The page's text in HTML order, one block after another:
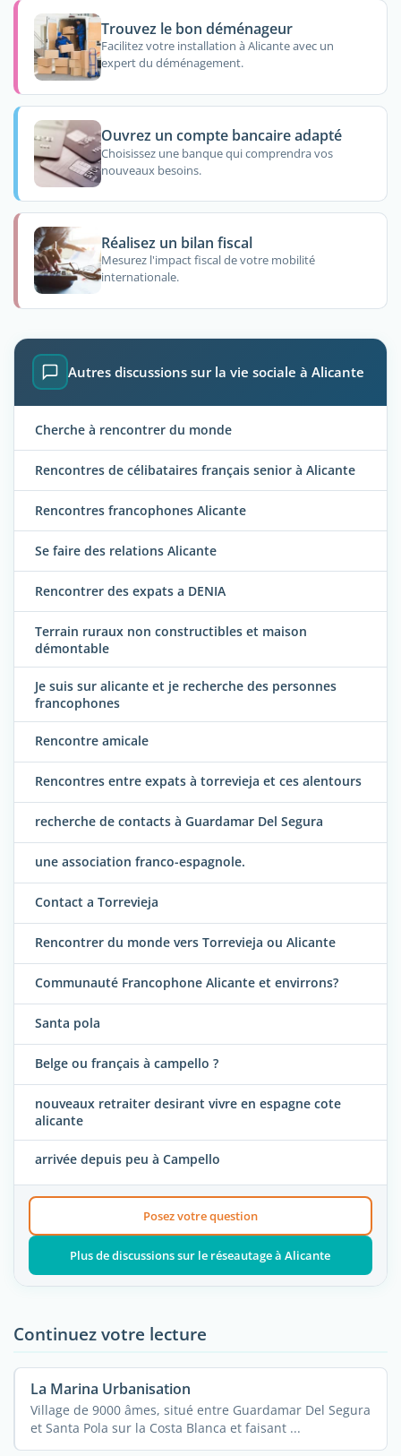
Trouvez le bon déménageur
Facilitez votre installation à Alicante avec un
expert du déménagement.
Ouvrez un compte bancaire adapté
Choisissez une banque qui comprendra vos
nouveaux besoins.
Réalisez un bilan fiscal
Mesurez l'impact fiscal de votre mobilité
internationale.
Autres discussions sur la vie sociale à Alicante
Cherche à rencontrer du monde
Rencontres de célibataires français senior à Alicante
Rencontres francophones Alicante
Se faire des relations Alicante
Rencontrer des expats a DENIA
Terrain ruraux non constructibles et maison
démontable
Je suis sur alicante et je recherche des personnes
francophones
Rencontre amicale
Rencontres entre expats à torrevieja et ces alentours
recherche de contacts à Guardamar Del Segura
une association franco-espagnole.
Contact a Torrevieja
Rencontrer du monde vers Torrevieja ou Alicante
Communauté Francophone Alicante et envirrons?
Santa pola
Belge ou français à campello ?
nouveaux retraiter desirant vivre en espagne cote
alicante
arrivée depuis peu à Campello
Posez votre question
Plus de discussions sur le réseautage à Alicante
Continuez votre lecture
La Marina Urbanisation
Village de 9000 âmes, situé entre Guardamar Del Segura
et Santa Pola sur la Costa Blanca et faisant ...